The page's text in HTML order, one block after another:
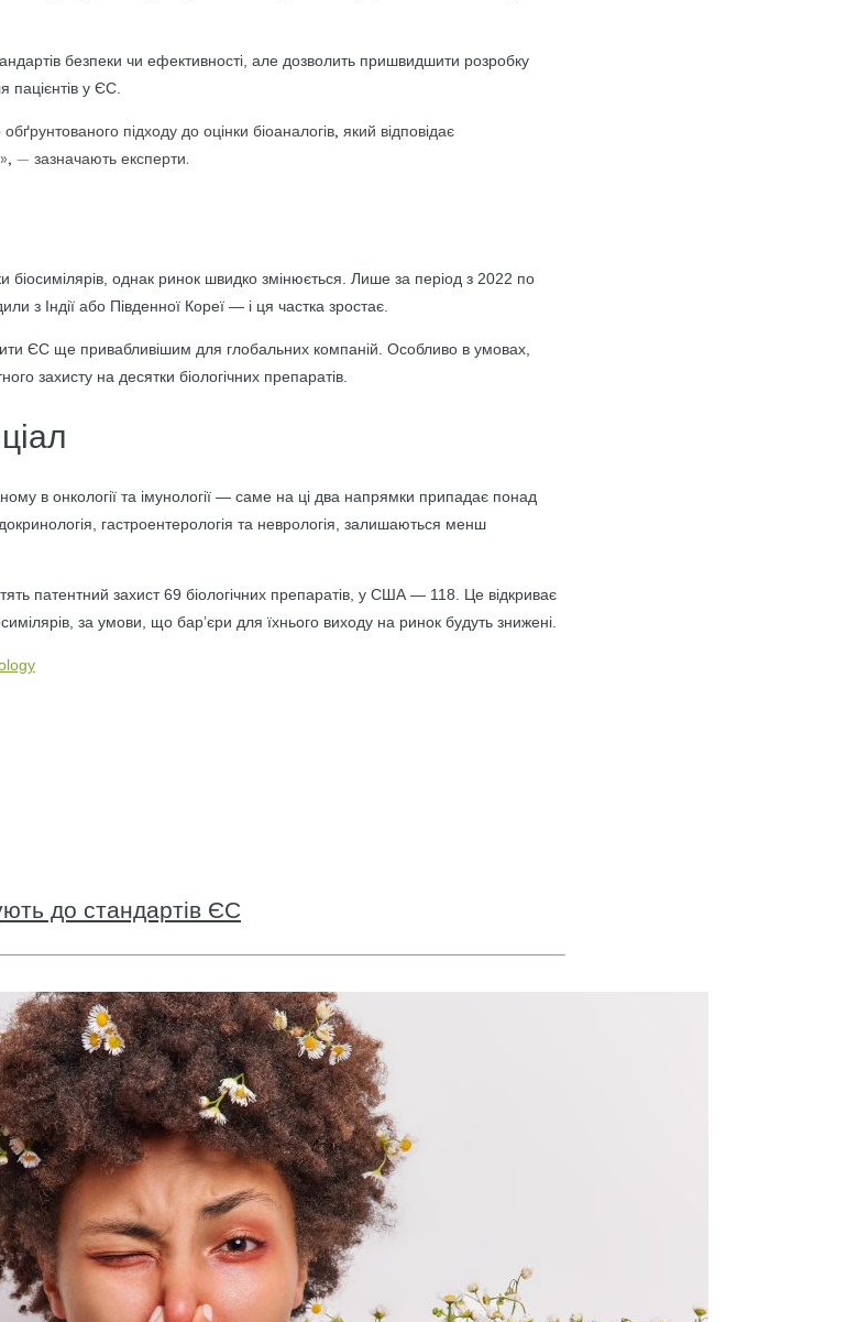
безпеки чи ефективності, але дозволить пришвидшити розробку
пацієнтів у ЄС.
підходу до оцінки біоаналогів, який відповідає
— зазначають експерти.
однак ринок швидко змінюється. Лише за період з 2022 по
з Індії або Південної Кореї — і ця частка зростає.
ЄС ще привабливішим для глобальних компаній. Особливо в умовах,
захисту на десятки біологічних препаратів.
в онкології та імунології — саме на ці два напрямки припадає понад
гастроентерологія та неврологія, залишаються менш
патентний захист 69 біологічних препаратів, у США — 118. Це відкриває
за умови, що бар’єри для їхнього виходу на ринок будуть знижені.
до стандартів ЄС